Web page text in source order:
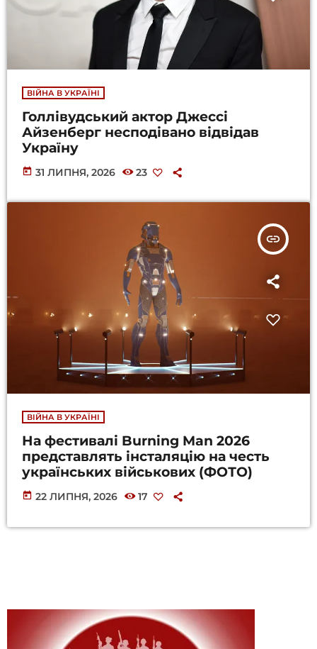
ВІЙНА В УКРАЇНІ
Голлівудський актор Джессі
Айзенберг несподівано відвідав
Україну
today 31 ЛИПНЯ, 2026 23
insert_link
ВІЙНА В УКРАЇНІ
На фестивалі Burning Man 2026
представлять інсталяцію на честь
українських військових (ФОТО)
today 22 ЛИПНЯ, 2026 17